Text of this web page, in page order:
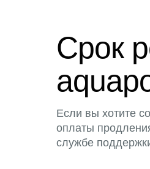
Срок
Если вы хотите
оплаты
службе